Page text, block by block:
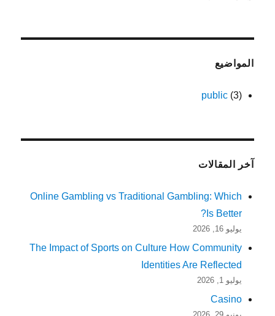
المواضيع
public(3)
آخر المقالات
Online Gambling vs Traditional Gambling: Which
Is Better?
يوليو 16, 2026
The Impact of Sports on Culture How Community
Identities Are Reflected
يوليو 1, 2026
Casino